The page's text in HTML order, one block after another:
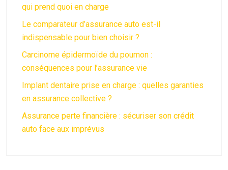
qui prend quoi en charge
Le comparateur d’assurance auto est-il
indispensable pour bien choisir ?
Carcinome épidermoïde du poumon :
conséquences pour l’assurance vie
Implant dentaire prise en charge : quelles garanties
en assurance collective ?
Assurance perte financière : sécuriser son crédit
auto face aux imprévus